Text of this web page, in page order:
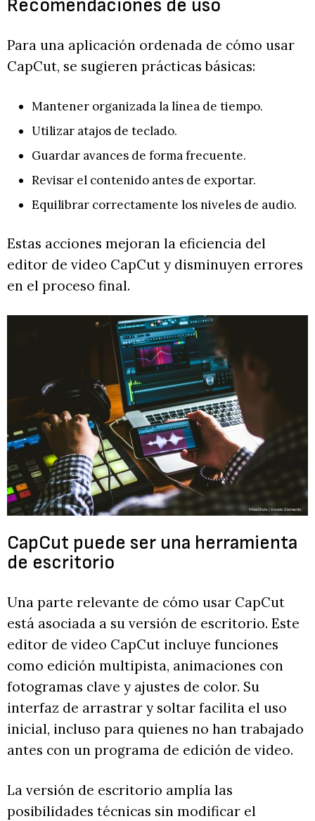
Recomendaciones de uso
Para una aplicación ordenada de cómo usar
CapCut, se sugieren prácticas básicas:
Mantener organizada la línea de tiempo.
Utilizar atajos de teclado.
Guardar avances de forma frecuente.
Revisar el contenido antes de exportar.
Equilibrar correctamente los niveles de audio.
Estas acciones mejoran la eficiencia del
editor de video CapCut y disminuyen errores
en el proceso final.
CapCut puede ser una herramienta
de escritorio
Una parte relevante de cómo usar CapCut
está asociada a su versión de escritorio. Este
editor de video CapCut incluye funciones
como edición multipista, animaciones con
fotogramas clave y ajustes de color. Su
interfaz de arrastrar y soltar facilita el uso
inicial, incluso para quienes no han trabajado
antes con un programa de edición de video.
La versión de escritorio amplía las
posibilidades técnicas sin modificar el